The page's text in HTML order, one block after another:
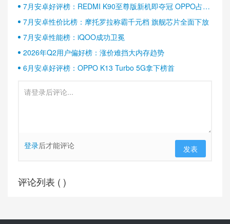
7月安卓好评榜：REDMI K90至尊版新机即夺冠 OPPO占据
半壁江山
7月安卓性价比榜：摩托罗拉称霸千元档 旗舰芯片全面下放
7月安卓性能榜：iQOO成功卫冕
2026年Q2用户偏好榜：涨价难挡大内存趋势
6月安卓好评榜：OPPO K13 Turbo 5G拿下榜首
登录后才能评论 发表
评论列表 ( )